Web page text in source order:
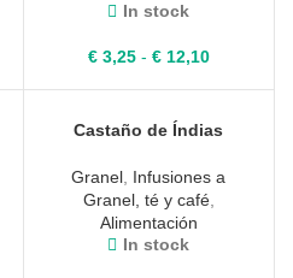
In stock
€3,25 - €12,10Rango
desde
Castaño de Índias
Granel Infusiones a
Granel, té y café,
Alimentación
In stock